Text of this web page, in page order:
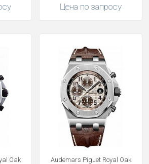
Цена по запросу
Oak
Audemars Piguet Royal Oak